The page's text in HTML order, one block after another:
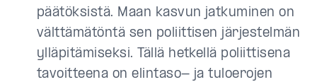
päätöksistä. Maan kasvun jatkuminen on
välttämätöntä sen poliittisen järjestelmän
ylläpitämiseksi. Tällä hetkellä poliittisena
tavoitteena on elintaso- ja tuloerojen